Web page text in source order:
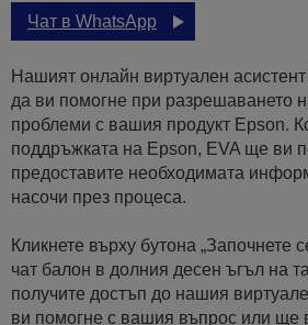
Чат в WhatsApp
Нашият онлайн виртуален
да ви помогне при разрешаването
проблеми с вашия продукт Epson.
поддръжката на Epson, EVA ще ви
предоставите необходимата
насочи през процеса.
Кликнете върху бутона „Започнете
чат балон в долния десен ъгъл на
получите достъп до нашия
ви помогне с вашия въпрос или ще